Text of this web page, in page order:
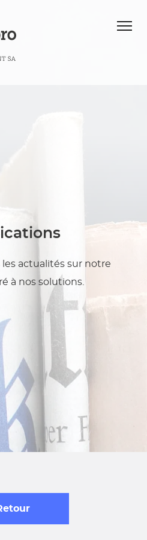
actualités sur notre
à nos solutions.